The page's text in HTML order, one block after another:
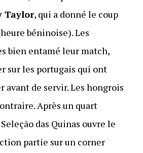
Taylor, qui a donné le coup
béninoise). Les
bien entamé leur match,
sur les portugais qui ont
avant de servir. Les hongrois
Après un quart
das Quinas ouvre le
partie sur un corner